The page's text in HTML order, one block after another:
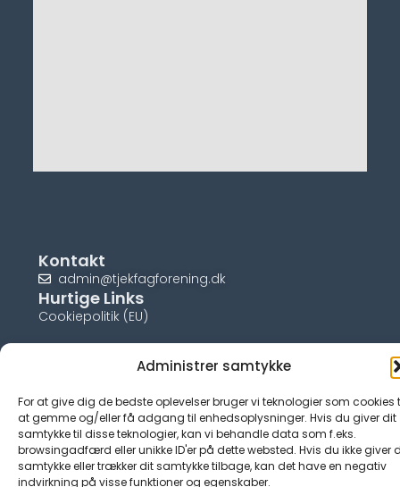
Administrer samtykke
For at give dig de bedste oplevelser bruger vi teknologier som cookies
at gemme og/eller få adgang til enhedsoplysninger. Hvis du giver dit
samtykke til disse teknologier, kan vi behandle data som f.eks.
browsingadfærd eller unikke ID'er på dette websted. Hvis du ikke giver
samtykke eller trækker dit samtykke tilbage, kan det have en negativ
indvirkning på visse funktioner og egenskaber.
Kontakt
admin@tjekfagforening.dk
Hurtige Links
Cookiepolitik (EU)
© tjek-fagforening.dk